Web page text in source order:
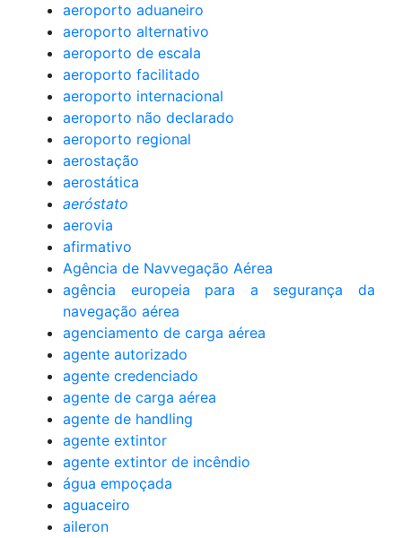
aeroporto aduaneiro
aeroporto alternativo
aeroporto de escala
aeroporto facilitado
aeroporto internacional
aeroporto não declarado
aeroporto regional
aerostação
aerostática
aeróstato
aerovia
afirmativo
Agência de Navvegação Aérea
agência europeia para a segurança da
navegação aérea
agenciamento de carga aérea
agente autorizado
agente credenciado
agente de carga aérea
agente de handling
agente extintor
agente extintor de incêndio
água empoçada
aguaceiro
aileron